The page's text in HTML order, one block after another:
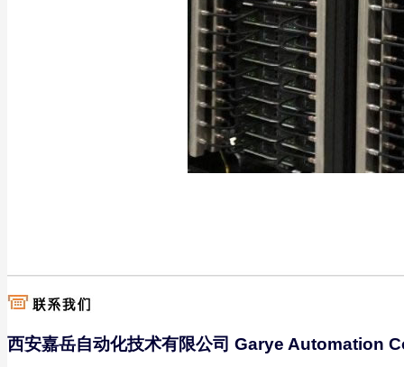
西安嘉岳自动化技术有限公司 Garye Automation